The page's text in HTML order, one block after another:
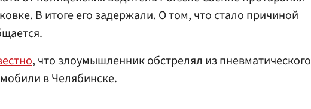
В итоге его задержали. О том, что стало причиной
, что злоумышленник обстрелял из пневматического
в Челябинске.